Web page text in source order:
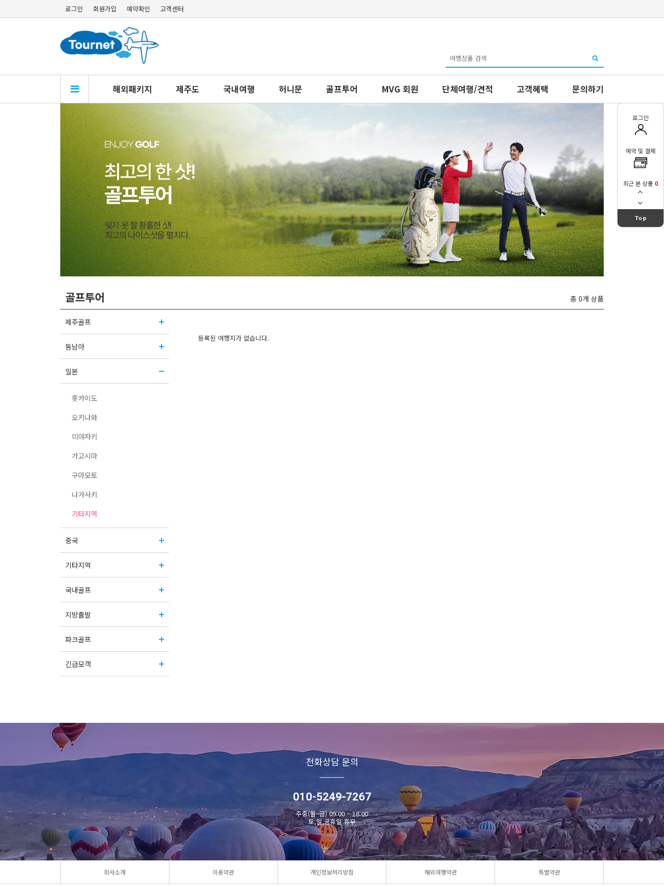
로그인 회원가입 예약확인 고객센터
해외패키지 제주도 국내여행 허니문 골프투어 MVG 회원 단체여행/견적 고객혜택 문의하기
골프투어 총 0개 상품
제주골프
동남아
일본
홋카이도
오키나와
미야자키
가고시마
구마모토
나가사키
기타지역
중국
기타지역
국내골프
지방출발
파크골프
긴급모객
등록된 여행지가 없습니다.
로그인
예약 및 결제
최근 본 상품 0
Top
전화상담 문의
010-5249-7267
주중(월~금) 09:00 ~ 18:00
토,일,공휴일 휴무
회사소개 이용약관 개인정보처리방침 해외여행약관 특별약관